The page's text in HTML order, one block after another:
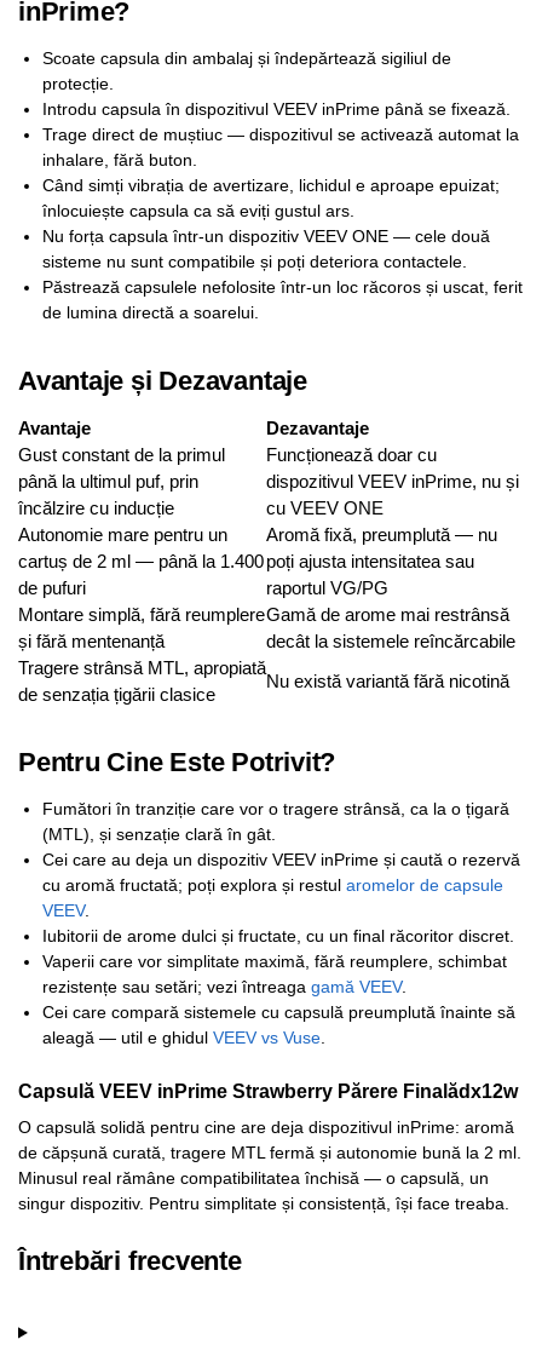
inPrime?
Scoate capsula din ambalaj și îndepărtează sigiliul de
protecție.
Introdu capsula în dispozitivul VEEV inPrime până se fixează.
Trage direct de muștiuc — dispozitivul se activează automat la
inhalare, fără buton.
Când simți vibrația de avertizare, lichidul e aproape epuizat;
înlocuiește capsula ca să eviți gustul ars.
Nu forța capsula într-un dispozitiv VEEV ONE — cele două
sisteme nu sunt compatibile și poți deteriora contactele.
Păstrează capsulele nefolosite într-un loc răcoros și uscat, ferit
de lumina directă a soarelui.
Avantaje și Dezavantaje
Avantaje
Dezavantaje
Gust constant de la primul
până la ultimul puf, prin
încălzire cu inducție
Funcționează doar cu
dispozitivul VEEV inPrime, nu și
cu VEEV ONE
Autonomie mare pentru un
cartuș de 2 ml — până la 1.400
de pufuri
Aromă fixă, preumplută — nu
poți ajusta intensitatea sau
raportul VG/PG
Montare simplă, fără reumplere
și fără mentenanță
Gamă de arome mai restrânsă
decât la sistemele reîncărcabile
Tragere strânsă MTL, apropiată
de senzația țigării clasice
Nu există variantă fără nicotină
Pentru Cine Este Potrivit?
Fumători în tranziție care vor o tragere strânsă, ca la o țigară
(MTL), și senzație clară în gât.
Cei care au deja un dispozitiv VEEV inPrime și caută o rezervă
cu aromă fructată; poți explora și restul aromelor de capsule
VEEV.
Iubitorii de arome dulci și fructate, cu un final răcoritor discret.
Vaperii care vor simplitate maximă, fără reumplere, schimbat
rezistențe sau setări; vezi întreaga gamă VEEV.
Cei care compară sistemele cu capsulă preumplută înainte să
aleagă — util e ghidul VEEV vs Vuse
Capsulă VEEV inPrime Strawberry Părere Finalădx12w
O capsulă solidă pentru cine are deja dispozitivul inPrime: aromă
de căpșună curată, tragere MTL fermă și autonomie bună la 2 ml.
Minusul real rămâne compatibilitatea închisă — o capsulă, un
singur dispozitiv. Pentru simplitate și consistență, își face treaba.
Întrebări frecvente